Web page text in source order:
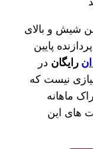
شیش و بالای
پایین
رایگان در
نیست که
ماهانه
های این